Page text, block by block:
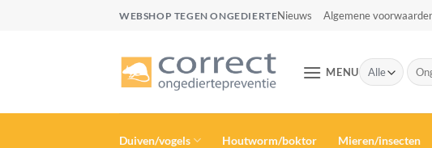
WEBSHOP TEGEN ONGEDIERTENieuws Algemene
MENU
Zoeken
naar:
Duiven/vogels Houtworm/boktor Mieren/insecten